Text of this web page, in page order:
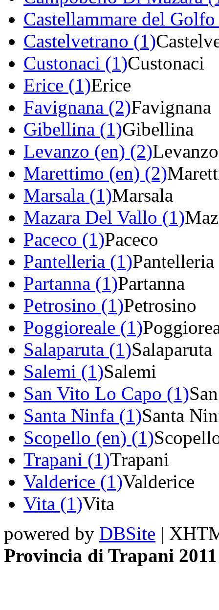
Castellammare del
Castelvetrano (1)
Custonaci (1)Custonaci
Erice (1)Erice
Favignana (2)Favignana
Gibellina (1)Gibellina
Levanzo (en) (2)Levanzo
Marettimo (en) (2)
Marsala (1)Marsala
Mazara Del Vallo (1)
Paceco (1)Paceco
Pantelleria (1)Pantelleria
Partanna (1)Partanna
Petrosino (1)Petrosino
Poggioreale (1)
Salaparuta (1)Salaparuta
Salemi (1)Salemi
San Vito Lo Capo (1)
Santa Ninfa (1)Santa
Scopello (en) (1)
Trapani (1)Trapani
Valderice (1)Valderice
Vita (1)Vita
powered by DBSite |
Provincia di Trapani 2011